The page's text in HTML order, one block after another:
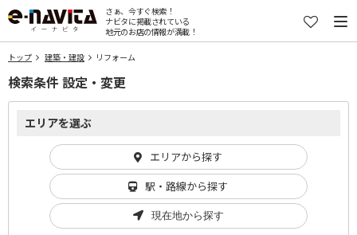
さぁ、今すぐ検索！
ナビタに掲載されている
地元のお店の情報が満載！
トップ 建築・建設 リフォーム
検索条件 設定・変更
エリアを選ぶ
エリアから探す
駅・路線から探す
現在地から探す